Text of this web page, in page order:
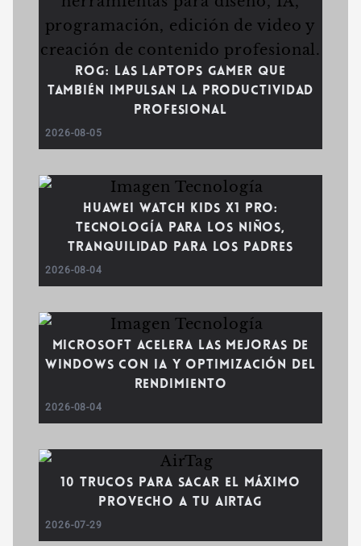
ROG: las laptops gamer que
también impulsan la productividad
profesional
2026-08-05
Huawei WATCH Kids X1 Pro:
tecnología para los niños,
tranquilidad para los padres
2026-08-04
Microsoft acelera las mejoras de
Windows con IA y optimización del
rendimiento
2026-08-04
10 trucos para sacar el máximo
provecho a tu AirTag
2026-07-29